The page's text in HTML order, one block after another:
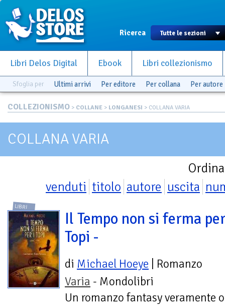
Ricerca
Libri Delos Digital Ebook Libri collezionismo
Sfoglia per Ultimi arrivi Per editore Per collana Per autore
COLLEZIONISMO > COLLANE > LONGANESI > COLLANA VARIA
COLLANA VARIA
venduti titolo autore uscita
LIBRI
Il Tempo non si ferma
Topi -
di Michael Hoeye | Romanzo
Varia - Mondolibri
Un romanzo fantasy veramente